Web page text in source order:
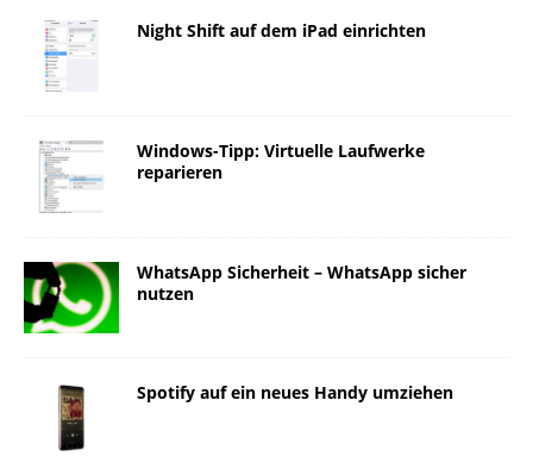
Night Shift auf dem iPad einrichten
Windows-Tipp: Virtuelle Laufwerke
reparieren
WhatsApp Sicherheit – WhatsApp sicher
nutzen
Spotify auf ein neues Handy umziehen